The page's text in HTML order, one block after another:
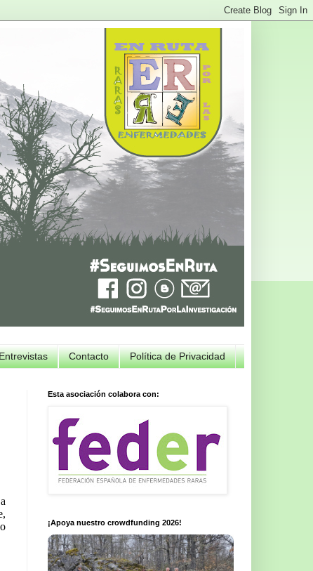
Contacto Política de Privacidad
Esta asociación colabora con:
¡Apoya nuestro crowdfunding 2026!